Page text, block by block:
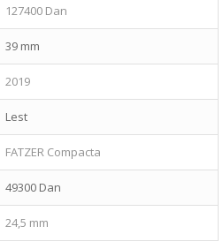
127400 Dan
39 mm
2019
Lest
FATZER Compacta
49300 Dan
24,5 mm